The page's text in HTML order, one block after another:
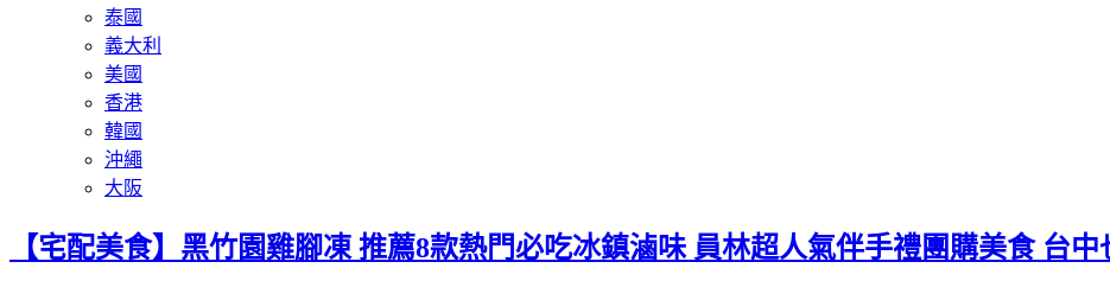
泰國
義大利
美國
香港
韓國
沖繩
大阪
【宅配美食】黑竹園雞腳凍 推薦8款熱門必吃冰鎮滷味 員林超人氣伴手禮團購美食 台